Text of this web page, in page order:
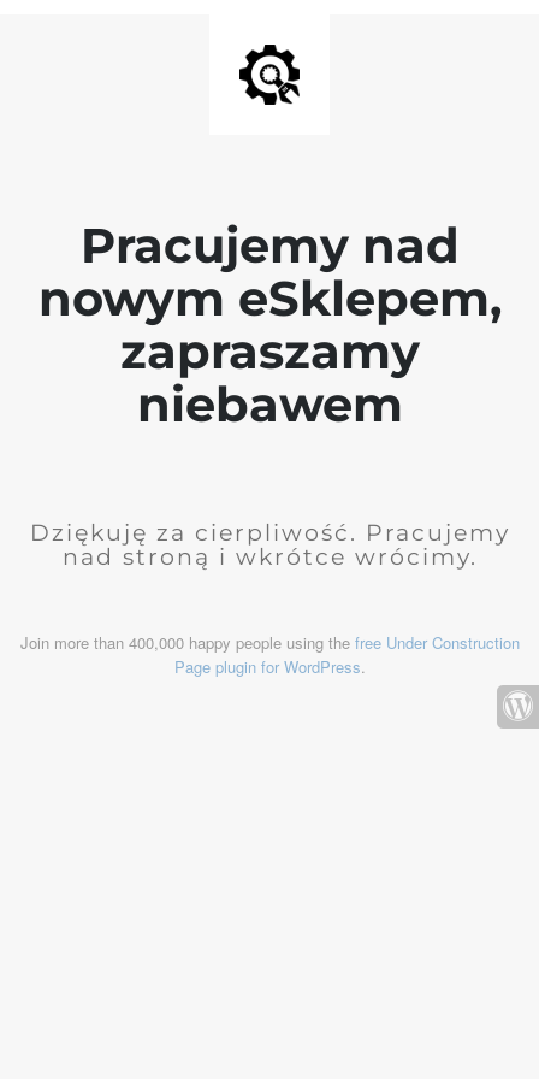
Pracujemy nad
nowym eSklepem,
zapraszamy
niebawem
Dziękuję za cierpliwość. Pracujemy
nad stroną i wkrótce wrócimy.
Join more than 400,000 happy people using the free Under Construction
Page plugin for WordPress.